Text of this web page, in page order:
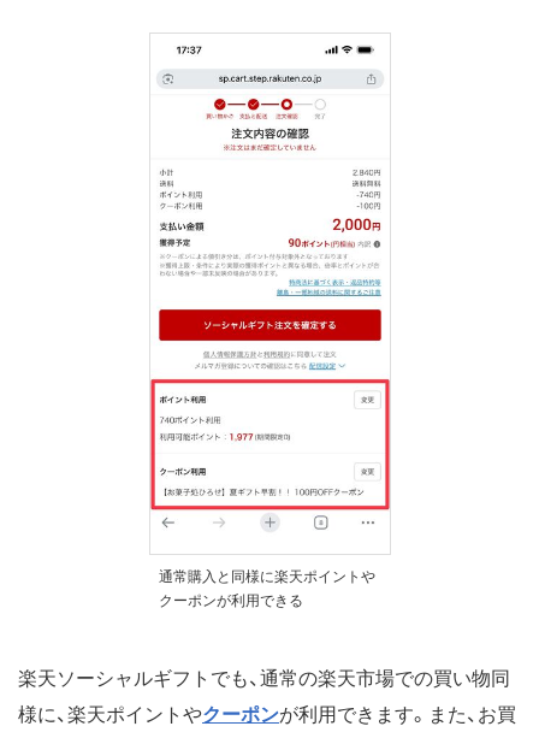
通常購入と同様に楽天ポイントや
クーポンが利用できる
楽天ソーシャルギフトでも、通常の楽天市場での買い物同
様に、楽天ポイントやクーポンが利用できます。また、お買